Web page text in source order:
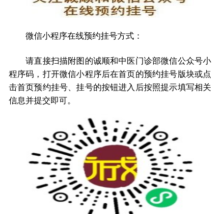
微信小程序在线预约挂号方式：
请直接扫描附图的诚顺和中医门诊部微信公众号小
程序码，打开微信小程序后在首页的预约挂号版块或点
击首页预约挂号、挂号的按钮进入后按照提示填写相关
信息并提交即可。